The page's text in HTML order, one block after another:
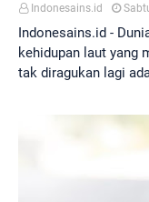
Indonesains.id
Indonesains.id -
kehidupan laut yang
tak diragukan lagi